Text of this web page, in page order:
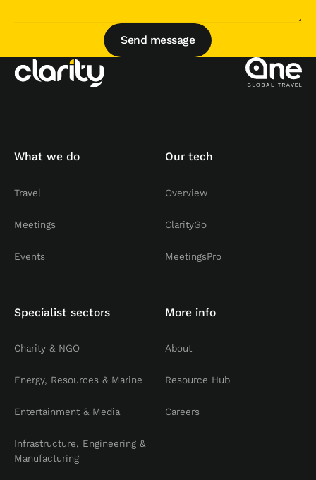
Send message
Send message
What we do
Travel
Meetings
Events
Our tech
Overview
ClarityGo
MeetingsPro
Specialist sectors
Charity & NGO
Energy, Resources & Marine
Entertainment & Media
Infrastructure, Engineering &
Manufacturing
More info
About
Resource Hub
Careers